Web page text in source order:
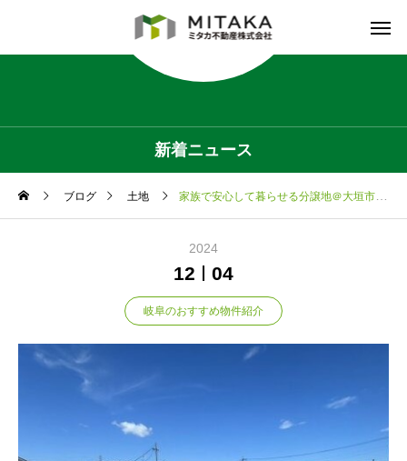
新着ニュース
ブログ 土地 家族で安心して暮らせる分譲地＠大垣市赤坂新町
2024
12 04
岐阜のおすすめ物件紹介